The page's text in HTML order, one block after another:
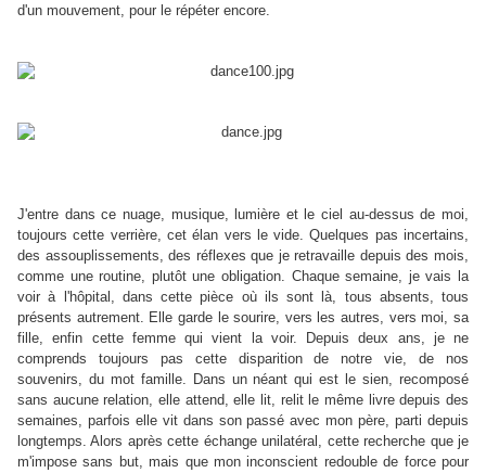
d'un mouvement, pour le répéter encore.
J'entre dans ce nuage, musique, lumière et le ciel au-dessus de moi,
toujours cette verrière, cet élan vers le vide. Quelques pas incertains,
des assouplissements, des réflexes que je retravaille depuis des mois,
comme une routine, plutôt une obligation. Chaque semaine, je vais la
voir à l'hôpital, dans cette pièce où ils sont là, tous absents, tous
présents autrement. Elle garde le sourire, vers les autres, vers moi, sa
fille, enfin cette femme qui vient la voir. Depuis deux ans, je ne
comprends toujours pas cette disparition de notre vie, de nos
souvenirs, du mot famille. Dans un néant qui est le sien, recomposé
sans aucune relation, elle attend, elle lit, relit le même livre depuis des
semaines, parfois elle vit dans son passé avec mon père, parti depuis
longtemps. Alors après cette échange unilatéral, cette recherche que je
m'impose sans but, mais que mon inconscient redouble de force pour